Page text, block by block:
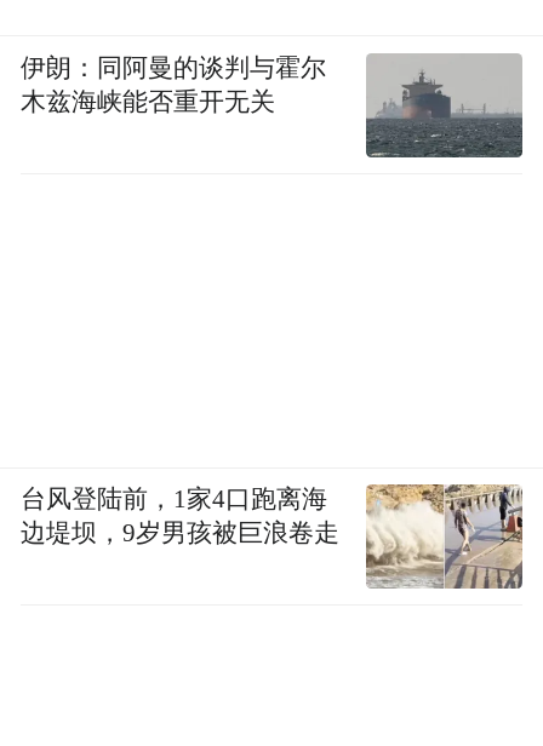
伊朗：同阿曼的谈判与霍尔
木兹海峡能否重开无关
台风登陆前，1家4口跑离海
边堤坝，9岁男孩被巨浪卷走